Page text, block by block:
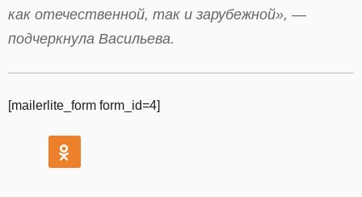
как отечественной, так и зарубежной», —
подчеркнула Васильева.
[mailerlite_form form_id=4]